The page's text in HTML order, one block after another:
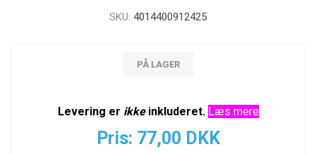
SKU: 4014400912425
PÅ LAGER
Levering er ikkeinkluderet. Læs mere
Pris: 77,00 DKK